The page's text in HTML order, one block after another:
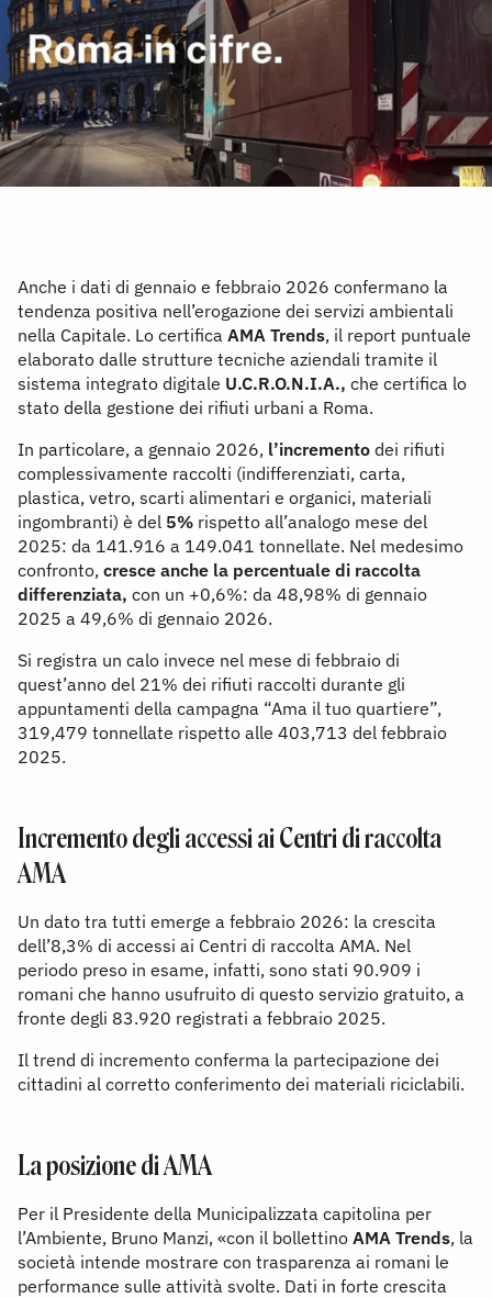
Anche i dati di gennaio e febbraio 2026 confermano la
tendenza positiva nell’erogazione dei servizi ambientali
nella Capitale. Lo certifica AMA Trends, il report puntuale
elaborato dalle strutture tecniche aziendali tramite il
sistema integrato digitale U.C.R.O.N.I.A., che certifica lo
stato della gestione dei rifiuti urbani a Roma.
In particolare, a gennaio 2026, l’incremento dei rifiuti
complessivamente raccolti (indifferenziati, carta,
plastica, vetro, scarti alimentari e organici, materiali
ingombranti) è del 5% rispetto all’analogo mese del
2025: da 141.916 a 149.041 tonnellate. Nel medesimo
confronto, cresce anche la percentuale di raccolta
differenziata, con un +0,6%: da 48,98% di gennaio
2025 a 49,6% di gennaio 2026.
Si registra un calo invece nel mese di febbraio di
quest’anno del 21% dei rifiuti raccolti durante gli
appuntamenti della campagna “Ama il tuo quartiere”,
319,479 tonnellate rispetto alle 403,713 del febbraio
2025.
Incremento degli accessi ai Centri di raccolta
AMA
Un dato tra tutti emerge a febbraio 2026: la crescita
dell’8,3% di accessi ai Centri di raccolta AMA. Nel
periodo preso in esame, infatti, sono stati 90.909 i
romani che hanno usufruito di questo servizio gratuito, a
fronte degli 83.920 registrati a febbraio 2025.
Il trend di incremento conferma la partecipazione dei
cittadini al corretto conferimento dei materiali riciclabili.
La posizione di AMA
Per il Presidente della Municipalizzata capitolina per
l’Ambiente, Bruno Manzi, «con il bollettino AMA Trends, la
società intende mostrare con trasparenza ai romani le
performance sulle attività svolte. Dati in forte crescita